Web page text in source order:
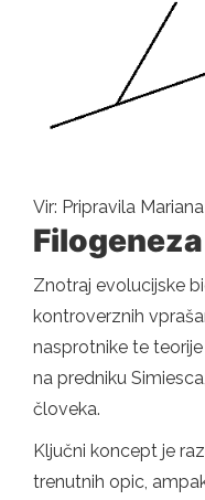
Vir: Pripravila
Znotraj evolucijske
kontroverznih
nasprotnike te
na predniku
človeka.
Ključni koncept je
trenutnih opic,